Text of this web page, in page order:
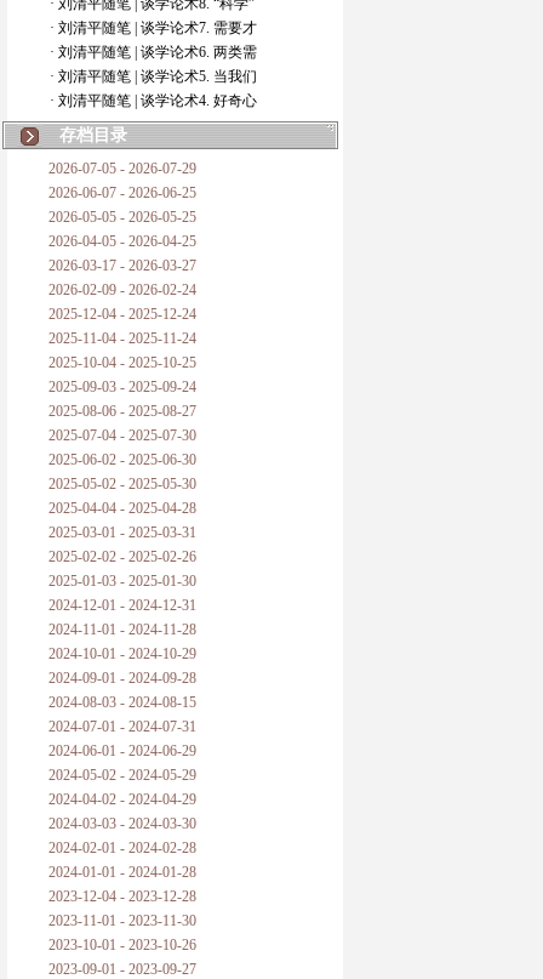
· 刘清平随笔 | 谈学论术8. “科学”
· 刘清平随笔 | 谈学论术7. 需要才
· 刘清平随笔 | 谈学论术6. 两类需
· 刘清平随笔 | 谈学论术5. 当我们
· 刘清平随笔 | 谈学论术4. 好奇心
存档目录
2026-07-05 - 2026-07-29
2026-06-07 - 2026-06-25
2026-05-05 - 2026-05-25
2026-04-05 - 2026-04-25
2026-03-17 - 2026-03-27
2026-02-09 - 2026-02-24
2025-12-04 - 2025-12-24
2025-11-04 - 2025-11-24
2025-10-04 - 2025-10-25
2025-09-03 - 2025-09-24
2025-08-06 - 2025-08-27
2025-07-04 - 2025-07-30
2025-06-02 - 2025-06-30
2025-05-02 - 2025-05-30
2025-04-04 - 2025-04-28
2025-03-01 - 2025-03-31
2025-02-02 - 2025-02-26
2025-01-03 - 2025-01-30
2024-12-01 - 2024-12-31
2024-11-01 - 2024-11-28
2024-10-01 - 2024-10-29
2024-09-01 - 2024-09-28
2024-08-03 - 2024-08-15
2024-07-01 - 2024-07-31
2024-06-01 - 2024-06-29
2024-05-02 - 2024-05-29
2024-04-02 - 2024-04-29
2024-03-03 - 2024-03-30
2024-02-01 - 2024-02-28
2024-01-01 - 2024-01-28
2023-12-04 - 2023-12-28
2023-11-01 - 2023-11-30
2023-10-01 - 2023-10-26
2023-09-01 - 2023-09-27